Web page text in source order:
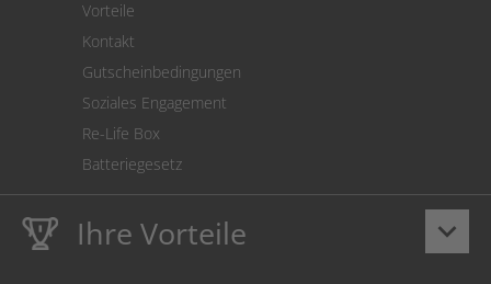
Vorteile
Kontakt
Gutscheinbedingungen
Soziales Engagement
Re-Life Box
Batteriegesetz
keyboard_arrow_down
Ihre Vorteile